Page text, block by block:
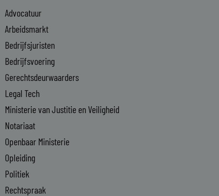
d
i
n
-
i
n
Advocatuur
Arbeidsmarkt
Bedrijfsjuristen
Bedrijfsvoering
Gerechtsdeurwaarders
Legal Tech
Ministerie van Justitie en Veiligheid
Notariaat
Openbaar Ministerie
Opleiding
Politiek
Rechtspraak